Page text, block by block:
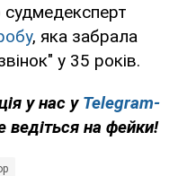
судмедексперт
, яка забрала
у 35 років.
у нас у Telegram-
ведіться на фейки!